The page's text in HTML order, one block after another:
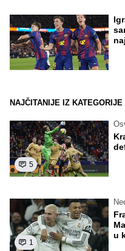
NAJČITANIJE IZ KATEGORIJE
5
1
u